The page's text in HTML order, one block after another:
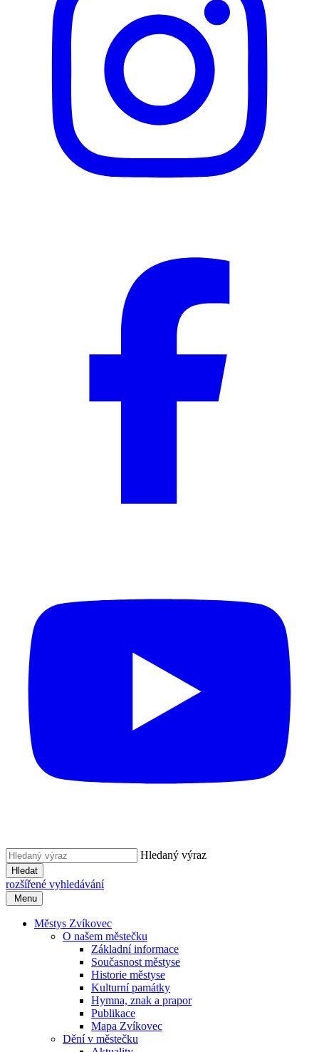
Hledaný výraz
Hledat
rozšířené vyhledávání
Menu
Městys Zvíkovec
O našem městečku
Základní informace
Současnost městyse
Historie městyse
Kulturní památky
Hymna, znak a prapor
Publikace
Mapa Zvíkovec
Dění v městečku